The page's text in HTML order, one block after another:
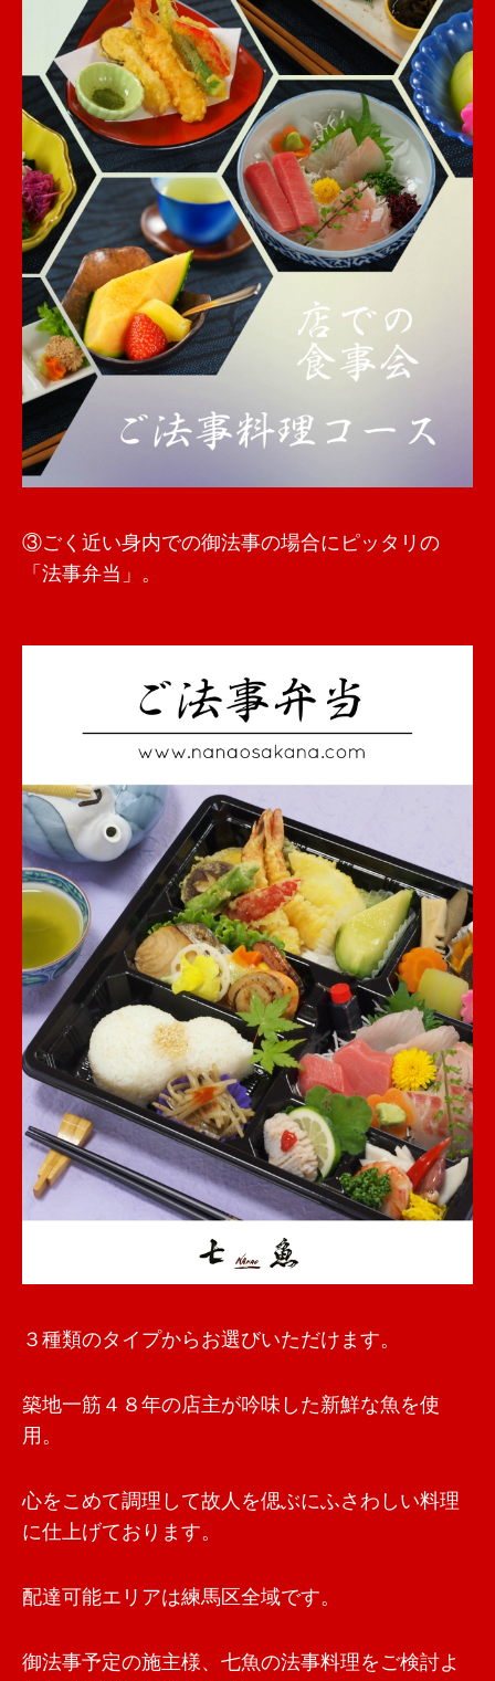
③ごく近い身内での御法事の場合にピッタリの
「法事弁当」。
３種類のタイプからお選びいただけます。
築地一筋４８年の店主が吟味した新鮮な魚を使
用。
心をこめて調理して故人を偲ぶにふさわしい料理
に仕上げております。
配達可能エリアは練馬区全域です。
御法事予定の施主様、七魚の法事料理をご検討よ